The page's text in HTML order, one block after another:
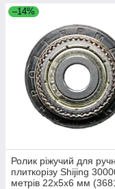
–14%
Ролик ріжучий для
плиткорізу Shijing
метрів 22х5х6 мм